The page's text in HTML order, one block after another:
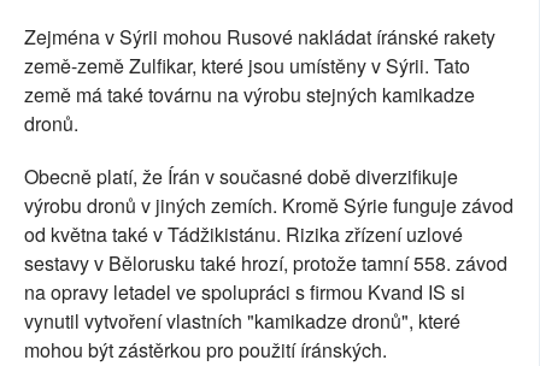
Zejména v Sýrii mohou Rusové nakládat íránské rakety
země-země Zulfikar, které jsou umístěny v Sýrii. Tato
země má také továrnu na výrobu stejných kamikadze
dronů.
Obecně platí, že Írán v současné době diverzifikuje
výrobu dronů v jiných zemích. Kromě Sýrie funguje závod
od května také v Tádžikistánu. Rizika zřízení uzlové
sestavy v Bělorusku také hrozí, protože tamní 558. závod
na opravy letadel ve spolupráci s firmou Kvand IS si
vynutil vytvoření vlastních "kamikadze dronů", které
mohou být zástěrkou pro použití íránských.